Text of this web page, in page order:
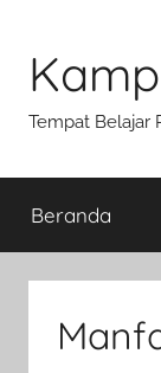
content
Tempat Belajar
Beranda